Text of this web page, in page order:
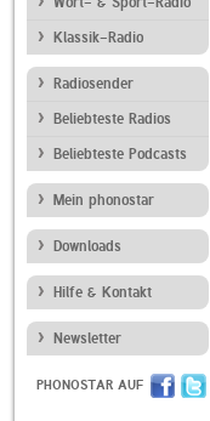
Klassik-Radio
Radiosender
Beliebteste Radios
Beliebteste Podcasts
Mein phonostar
Downloads
Hilfe & Kontakt
Newsletter
PHONOSTAR AUF